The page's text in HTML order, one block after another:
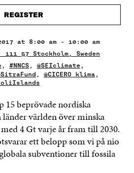
REGISTER
at 8:00 am - 10:00 am
57 Stockholm, Sweden
, #NNCS, @SEIclimate ,
, @CICERO_klima ,
15 beprövade nordiska
världen över minska
4 Gt varje år fram till 2030.
ett belopp som vi på nio
subventioner till fossila